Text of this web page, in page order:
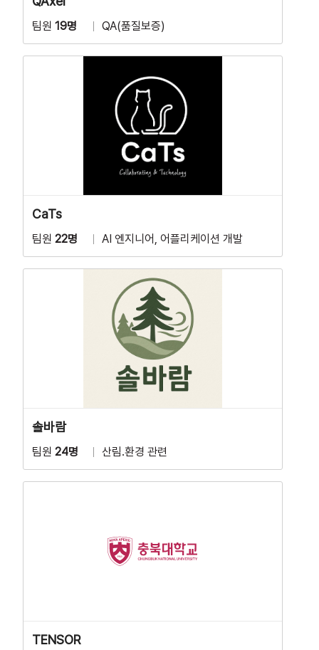
팀원 19명 QA(품질보증)
CaTs
팀원 22명 AI 엔지니어, 어플리케이션 개발
솔바람
팀원 24명 산림.환경 관련
TENSOR